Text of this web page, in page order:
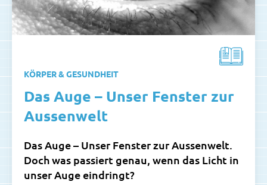
KÖRPER & GESUNDHEIT
Das Auge – Unser Fenster zur
Aussenwelt
Das Auge – Unser Fenster zur Aussenwelt.
Doch was passiert genau, wenn das Licht in
unser Auge eindringt?